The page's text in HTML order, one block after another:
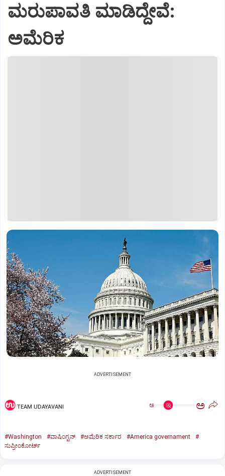
ಮರುಪಾವತಿ ಮಾಡಿದ್ದೇವೆ:
ಅಮೆರಿಕ
ADVERTISEMENT
TEAM UDAYAVANI ಅ ಅ
#Washington #ವಾಷಿಂಗ್ಟನ್‌ #ಅಮೆರಿಕ ಸರ್ಕಾರ #America governament
#
ಸುಪ್ರೀಂಕೋರ್ಟ್‌
ADVERTISEMENT